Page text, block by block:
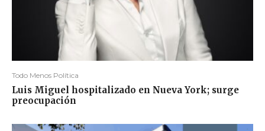
Todo Menos Política
Luis Miguel hospitalizado en Nueva York; surge
preocupación